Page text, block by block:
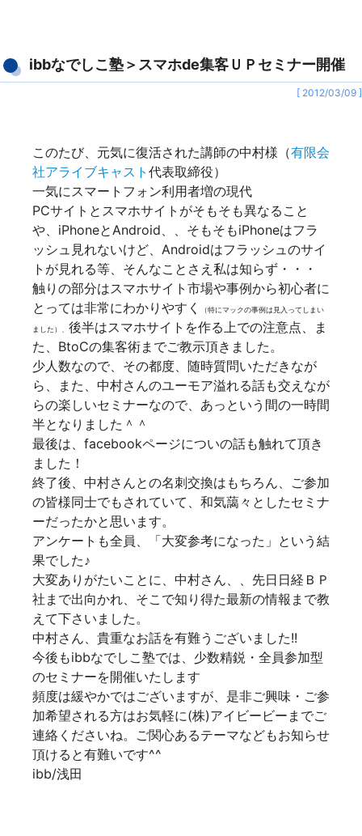
ibbなでしこ塾＞スマホde集客ＵＰセミナー開催
[ 2012/03/09 ]
このたび、元気に復活された講師の中村様（有限会
社アライブキャスト 代表取締役）
一気にスマートフォン利用者増の現代
PCサイトとスマホサイトがそもそも異なること
や、iPhoneとAndroid、、そもそもiPhoneはフラ
ッシュ見れないけど、Androidはフラッシュのサイ
トが見れる等、そんなことさえ私は知らず・・・
触りの部分はスマホサイト市場や事例から初心者に
とっては非常にわかりやすく
（特にマックの事例は見入ってしまい
ました）、 後半はスマホサイトを作る上での注意点、ま
た、BtoCの集客術までご教示頂きました。
少人数なので、その都度、随時質問いただきなが
ら、また、中村さんのユーモア溢れる話も交えなが
らの楽しいセミナーなので、あっという間の一時間
半となりました＾＾
最後は、facebookページについの話も触れて頂き
ました！
終了後、中村さんとの名刺交換はもちろん、ご参加
の皆様同士でもされていて、和気藹々としたセミナ
ーだったかと思います。
アンケートも全員、「大変参考になった」という結
果でした♪
大変ありがたいことに、中村さん、、先日日経ＢＰ
社まで出向かれ、そこで知り得た最新の情報まで教
えて下さいました。
中村さん、貴重なお話を有難うございました!!
今後もibbなでしこ塾では、少数精鋭・全員参加型
のセミナーを開催いたします
頻度は緩やかではございますが、是非ご興味・ご参
加希望される方はお気軽に(株)アイビービーまでご
連絡くださいね。ご関心あるテーマなどもお知らせ
頂けると有難いです^^
ibb/浅田